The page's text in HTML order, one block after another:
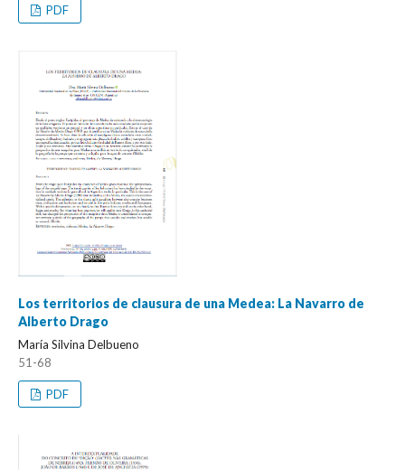
PDF
Los territorios de clausura de una Medea: La Navarro de
Alberto Drago
María Silvina Delbueno
51-68
PDF